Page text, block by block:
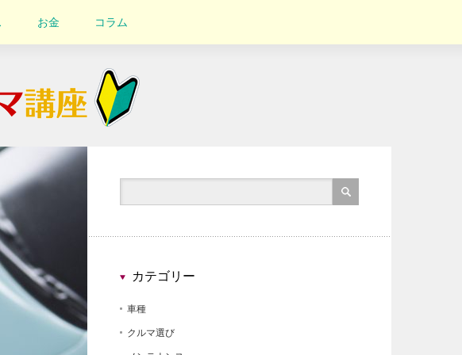
お金 コラム
カテゴリー
車種
クルマ選び